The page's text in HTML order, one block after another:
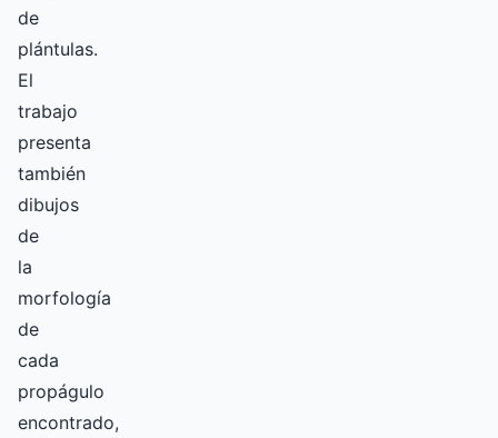
de
plántulas.
El
trabajo
presenta
también
dibujos
de
la
morfología
de
cada
propágulo
encontrado,